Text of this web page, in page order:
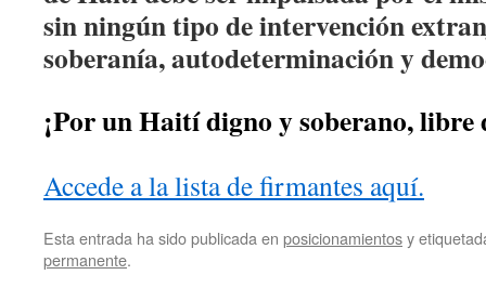
sin ningún tipo de intervención
soberanía, autodeterminación y
¡Por un Haití digno y soberano, libre
Accede a la lista de firmantes aquí.
Esta entrada ha sido publicada en posicionamientosy
permanente.